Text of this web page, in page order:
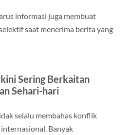
informasi juga membuat
saat menerima berita yang
Sering Berkaitan
Sehari-hari
selalu membahas konflik
Banyak